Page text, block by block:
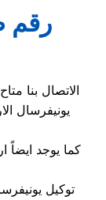
رقم
الاتصال بنا
يونيفرسال
كما يوجد ايضاً
توكيل